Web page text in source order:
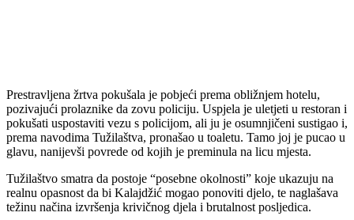
Prestravljena žrtva pokušala je pobjeći prema obližnjem hotelu,
pozivajući prolaznike da zovu policiju. Uspjela je uletjeti u restoran i
pokušati uspostaviti vezu s policijom, ali ju je osumnjičeni sustigao i,
prema navodima Tužilaštva, pronašao u toaletu. Tamo joj je pucao u
glavu, nanijevši povrede od kojih je preminula na licu mjesta.
Tužilaštvo smatra da postoje “posebne okolnosti” koje ukazuju na
realnu opasnost da bi Kalajdžić mogao ponoviti djelo, te naglašava
težinu načina izvršenja krivičnog djela i brutalnost posljedica.